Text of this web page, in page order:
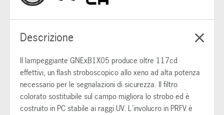
Descrizione
Il lampeggiante GNExB1X05 produce oltre 117cd
effettivi, un flash stroboscopico allo xeno ad alta potenza
necessario per le segnalazioni di sicurezza. Il filtro
colorato sostituibile sul campo migliora lo strobo ed è
costruito in PC stabile ai raggi UV. L'involucro in PRFV è